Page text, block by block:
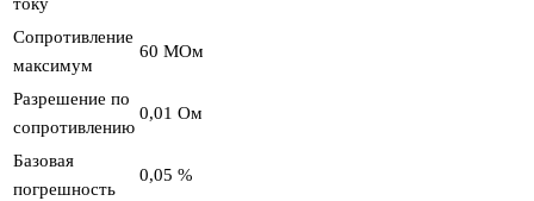
току
Сопротивление
максимум
60 МОм
Разрешение по
сопротивлению
0,01 Ом
Базовая
погрешность
0,05 %